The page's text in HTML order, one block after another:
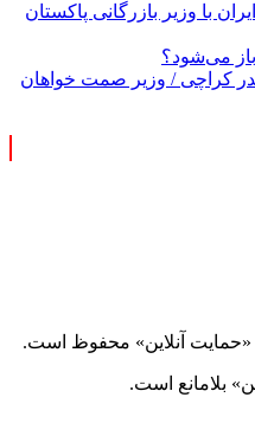
با وزیر بازرگانی پاکستان
می‌شود؟
کراچی / وزیر صمت خواهان
آنلاین» محفوظ است.
بلامانع است.